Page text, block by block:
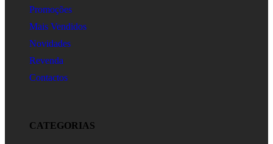
Promoções
Mais Vendidos
Novidades
Revenda
Contactos
CATEGORIAS